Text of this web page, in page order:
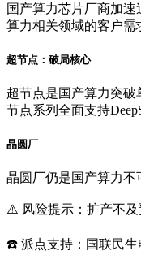
国产算力芯片厂商加
算力相关领域的客户需
超节点：破局核心
超节点是国产算力突
节点系列全面支持
晶圆厂
晶圆厂仍是国产算力不
⚠️ 风险提示：扩产不及
☎️ 派点支持：国联民生